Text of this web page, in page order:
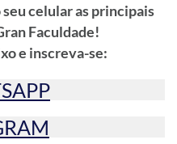
seu celular as principais
Faculdade!
e inscreva-se: